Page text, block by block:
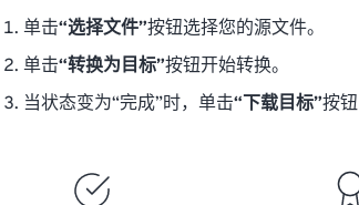
单击“选择文件”按钮选择您的源文件。
单击“转换为目标”按钮开始转换。
当状态变为“完成”时，单击“下载目标”按钮